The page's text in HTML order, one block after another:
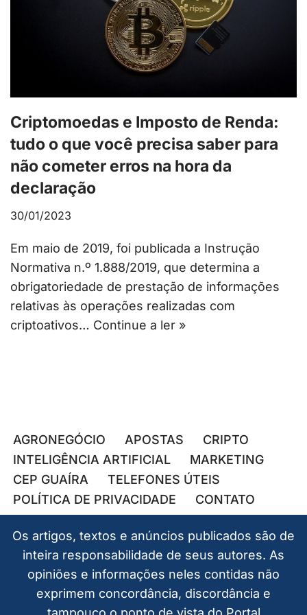
Criptomoedas e Imposto de Renda:
tudo o que você precisa saber para
não cometer erros na hora da
declaração
30/01/2023
Em maio de 2019, foi publicada a Instrução
Normativa n.º 1.888/2019, que determina a
obrigatoriedade de prestação de informações
relativas às operações realizadas com
criptoativos… Continue a ler »
AGRONEGÓCIO APOSTAS
CRIPTO
INTELIGÊNCIA ARTIFICIAL
MARKETING
CEP GUAÍRA
TELEFONES ÚTEIS
POLÍTICA DE PRIVACIDADE
CONTATO
Os artigos, textos e anúncios publicados são de
inteira responsabilidade de seus autores. As
opiniões e informações neles contidas não
exprimem concordância, discordância e